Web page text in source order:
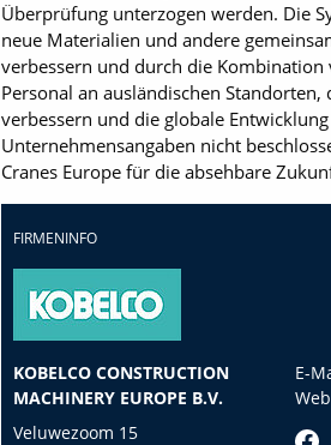
Überprüfung unterzogen werden. Die
neue Materialien und andere
verbessern und durch die
Personal an ­ausländischen
verbessern und die globale
Unternehmensangaben nicht
Cranes Europe für die absehbare
FIRMENINFO
KOBELCO CONSTRUCTION
MACHINERY EUROPE B.V.
Veluwezoom 15
E-